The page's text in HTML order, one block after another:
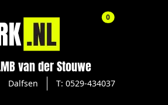
van der Stouwe
Dalfsen T: 0529-434037
0aantal